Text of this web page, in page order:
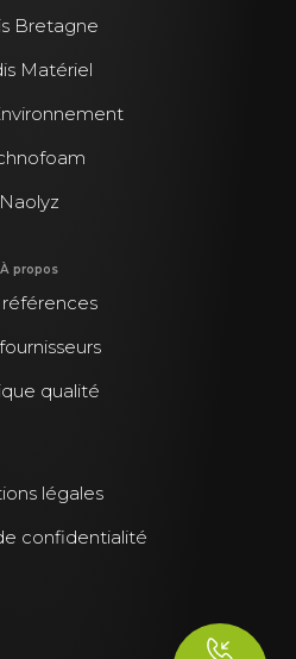
Bretagne
Matériel
Naolyz
À propos
références
qualité
légales
confidentialité